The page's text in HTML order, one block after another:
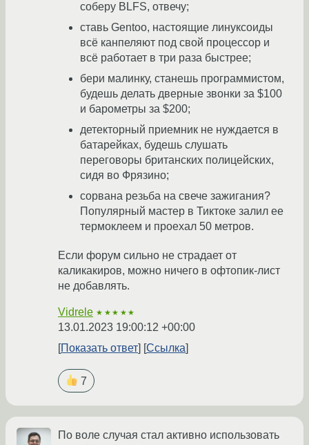
соберу BLFS, отвечу;
ставь Gentoo, настоящие линуксоиды
всё канпеляют под свой процессор и
всё работает в три раза быстрее;
бери малинку, станешь программистом,
будешь делать дверные звонки за $100
и барометры за $200;
детекторный приемник не нуждается в
батарейках, будешь слушать
переговоры британских полицейских,
сидя во Фрязино;
сорвана резьба на свече зажигания?
Популярный мастер в Тиктоке залил ее
термоклеем и проехал 50 метров.
Если форум сильно не страдает от
каликакиров, можно ничего в офтопик-лист
не добавлять.
Vidrele ★★★★★
13.01.2023 19:00:12 +00:00
Показать ответ
Ссылка
7
По воле случая стал активно использовать